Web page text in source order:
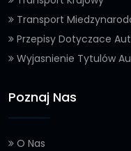
Transport
Przepisy Dotyczace
Wyjasnienie Tytulów
Poznaj Nas
O Nas